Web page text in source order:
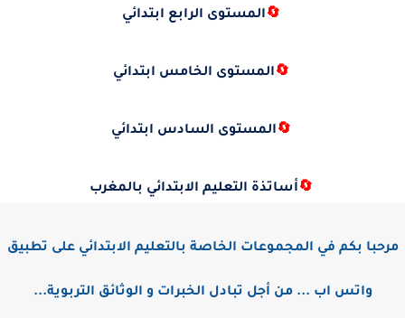
🔄المستوى الرابع ابتدائي
🔄المستوى الخامس ابتدائي
🔄المستوى السادس ابتدائي
🔄أساتذة التعليم الابتدائي بالمغرب
مرحبا بكم في المجموعات الخاصة بالتعليم الابتدائي على تطبيق
واتس اب ... من أجل تبادل الخبرات و الوثائق التربوية...